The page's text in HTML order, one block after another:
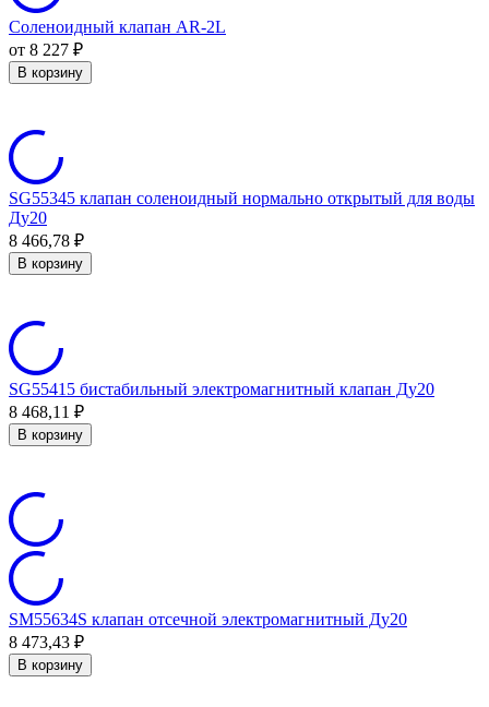
Соленоидный клапан AR-2L
от 8 227 ₽
В корзину
SG55345 клапан соленоидный нормально открытый для воды
Ду20
8 466,78 ₽
В корзину
SG55415 бистабильный электромагнитный клапан Ду20
8 468,11 ₽
В корзину
SM55634S клапан отсечной электромагнитный Ду20
8 473,43 ₽
В корзину